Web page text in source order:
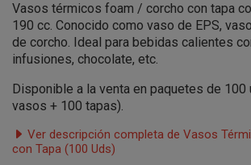
Vasos térmicos foam / corcho con tapa
190 cc. Conocido como vaso de EPS,
de corcho. Ideal para bebidas calientes
infusiones, chocolate, etc.
Disponible a la venta en paquetes de 100
vasos + 100 tapas).
Ver descripción completa de Vasos
con Tapa (100 Uds)